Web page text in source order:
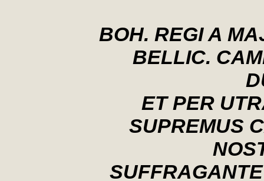
BOH. REGI A
BELLIC.
ET PER
SUPREMUS